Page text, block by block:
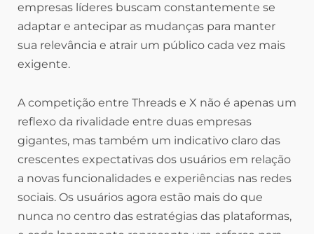
empresas líderes buscam constantemente se
adaptar e antecipar as mudanças para manter
sua relevância e atrair um público cada vez mais
exigente.
A competição entre Threads e X não é apenas um
reflexo da rivalidade entre duas empresas
gigantes, mas também um indicativo claro das
crescentes expectativas dos usuários em relação
a novas funcionalidades e experiências nas redes
sociais. Os usuários agora estão mais do que
nunca no centro das estratégias das plataformas,